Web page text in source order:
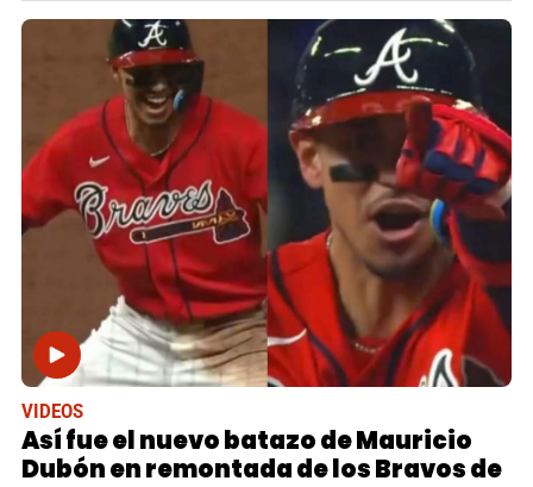
VIDEOS
Así fue el nuevo batazo de Mauricio
Dubón en remontada de los Bravos de